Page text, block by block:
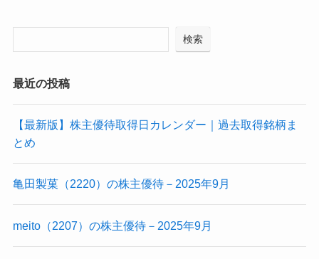
検索
最近の投稿
【最新版】株主優待取得日カレンダー｜過去取得銘柄ま
とめ
亀田製菓（2220）の株主優待－2025年9月
meito（2207）の株主優待－2025年9月